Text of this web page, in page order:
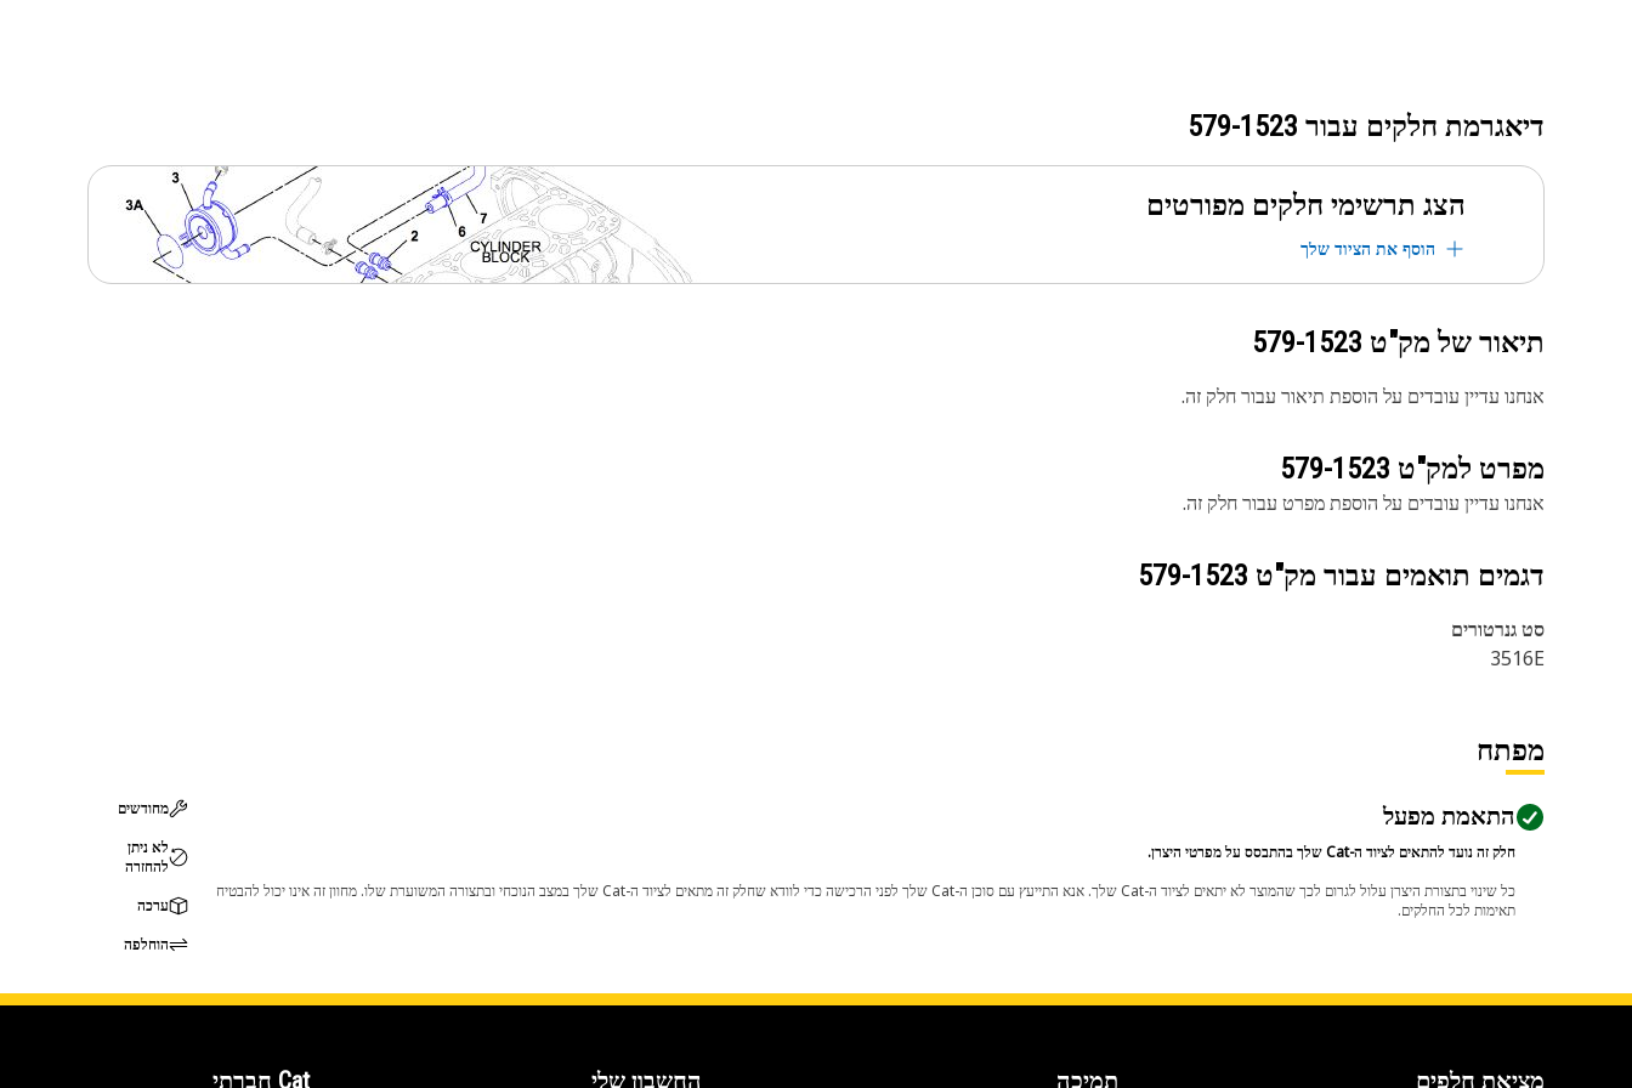
דיאגרמת חלקים עבור 579-1523
הצג תרשימי חלקים מפורטים
הוסף את הציוד שלך
תיאור של מק"ט 579-1523
אנחנו עדיין עובדים על הוספת תיאור עבור חלק זה.
מפרט למק"ט 579-1523
אנחנו עדיין עובדים על הוספת מפרט עבור חלק זה.
דגמים תואמים עבור מק"ט 579-1523
סט גנרטורים
3516E
מפתח
התאמת מפעל
חלק זה נועד להתאים לציוד ה-Cat שלך בהתבסס על מפרטי היצרן.
כל שינוי בתצורת היצרן עלול לגרום לכך שהמוצר לא יתאים לציוד ה-Cat שלך. אנא התייעץ עם סוכן ה-Cat שלך לפני הרכישה כדי לוודא שחלק זה מתאים לציוד ה-Cat שלך במצב הנוכחי ובתצורה המשוערת שלו. מחוון זה אינו יכול להבטיח
תאימות לכל החלקים.
מחודשים
לא ניתן
להחזרה
ערכה
הוחלפה
מציאת חלפים תמיכה החשבון שלי Cat חברתי